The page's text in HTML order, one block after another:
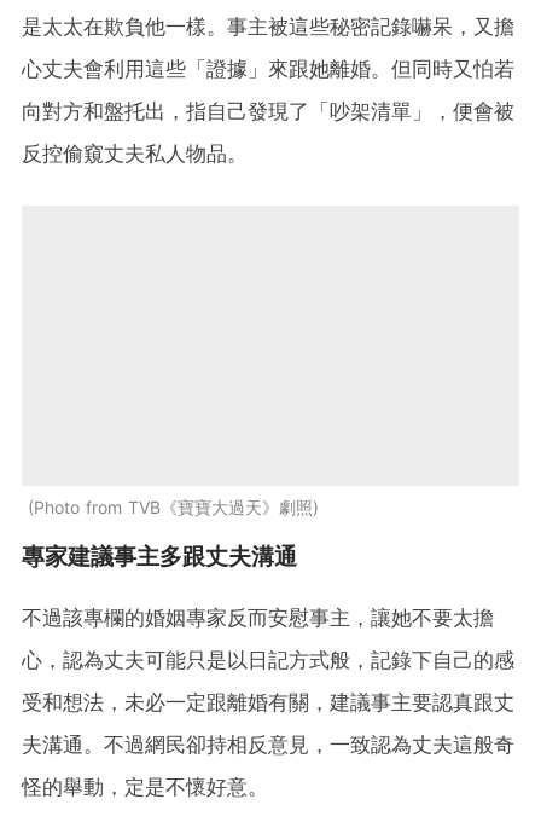
是太太在欺負他一樣。事主被這些秘密記錄嚇呆，又擔
心丈夫會利用這些「證據」來跟她離婚。但同時又怕若
向對方和盤托出，指自己發現了「吵架清單」，便會被
反控偷窺丈夫私人物品。
Photo from TVB《寶寶大過天》劇照
專家建議事主多跟丈夫溝通
不過該專欄的婚姻專家反而安慰事主，讓她不要太擔
心，認為丈夫可能只是以日記方式般，記錄下自己的感
受和想法，未必一定跟離婚有關，建議事主要認真跟丈
夫溝通。不過網民卻持相反意見，一致認為丈夫這般奇
怪的舉動，定是不懷好意。